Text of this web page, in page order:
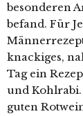
besonderen
befand. Für
knackiges,
Tag ein
und
guten